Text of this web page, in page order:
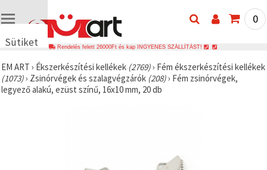
Sütiket
🍪 Cookie-
kat és
hasonló
0
Rendelés felett 26000Ft és kap INGYENES SZÁLLÍTÁST!
EM ART › Ékszerkészítési kellékek (2769)› Fém ékszerkészítési kellékek
(1073)› Zsinórvégek és szalagvégzárók (208)› Fém zsinórvégek,
legyező alakú, ezüst színű, 16x10 mm, 20 db